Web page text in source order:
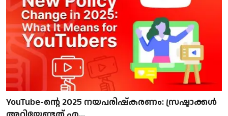
Loksabha Election 2024
Technology
Health
Jobs Mall
Automotive
YouTube-ന്റെ 2025 നയപരിഷ്കരണം: സ്രഷ്ടാക്കൾ